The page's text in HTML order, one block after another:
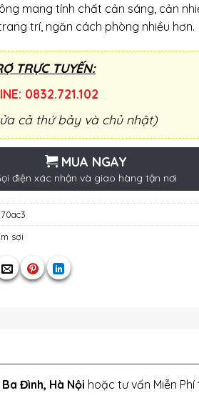
mang tính chất cản sáng, cản
trí, ngăn cách phòng nhiều hơn.
TRỰC TUYẾN:
0832.721.102
cả thứ bảy và chủ nhật)
MUA NGAY
điện xác nhận và giao hàng tận nơi
sợi
Đình, Hà Nội hoặc tư vấn Miễn Phí